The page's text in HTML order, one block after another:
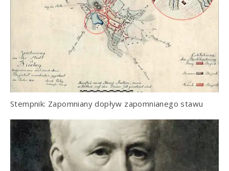
Stempnik: Zapomniany dopływ zapomnianego stawu